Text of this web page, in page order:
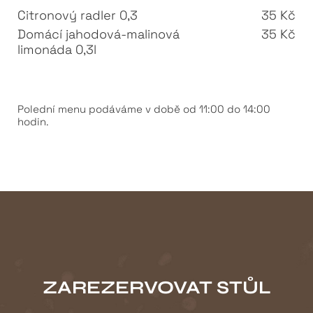
Citronový radler 0,3
35 Kč
Domácí jahodová-malinová
limonáda 0,3l
35 Kč
Polední menu podáváme v době od 11:00 do 14:00
hodin.
ZAREZERVOVAT STŮL